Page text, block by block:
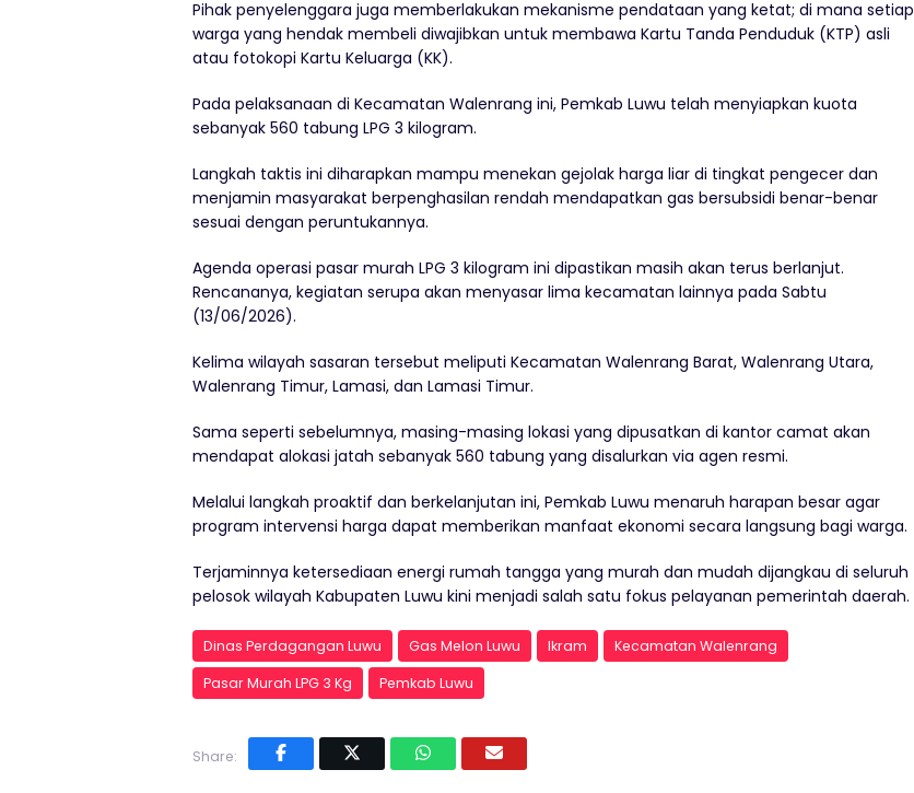
Pihak penyelenggara juga memberlakukan mekanisme pendataan yang ketat; di mana setiap
warga yang hendak membeli diwajibkan untuk membawa Kartu Tanda Penduduk (KTP) asli
atau fotokopi Kartu Keluarga (KK).
Pada pelaksanaan di Kecamatan Walenrang ini, Pemkab Luwu telah menyiapkan kuota
sebanyak 560 tabung LPG 3 kilogram.
Langkah taktis ini diharapkan mampu menekan gejolak harga liar di tingkat pengecer dan
menjamin masyarakat berpenghasilan rendah mendapatkan gas bersubsidi benar-benar
sesuai dengan peruntukannya.
Agenda operasi pasar murah LPG 3 kilogram ini dipastikan masih akan terus berlanjut.
Rencananya, kegiatan serupa akan menyasar lima kecamatan lainnya pada Sabtu
(13/06/2026).
Kelima wilayah sasaran tersebut meliputi Kecamatan Walenrang Barat, Walenrang Utara,
Walenrang Timur, Lamasi, dan Lamasi Timur.
Sama seperti sebelumnya, masing-masing lokasi yang dipusatkan di kantor camat akan
mendapat alokasi jatah sebanyak 560 tabung yang disalurkan via agen resmi.
Melalui langkah proaktif dan berkelanjutan ini, Pemkab Luwu menaruh harapan besar agar
program intervensi harga dapat memberikan manfaat ekonomi secara langsung bagi warga.
Terjaminnya ketersediaan energi rumah tangga yang murah dan mudah dijangkau di seluruh
pelosok wilayah Kabupaten Luwu kini menjadi salah satu fokus pelayanan pemerintah daerah.
Dinas Perdagangan Luwu Gas Melon Luwu Ikram
Kecamatan Walenrang
Pasar Murah LPG 3 Kg
Pemkab Luwu
Share: